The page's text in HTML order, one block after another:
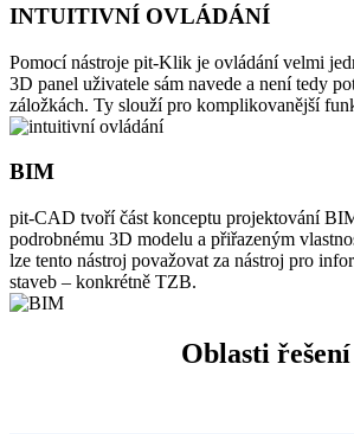
INTUITIVNÍ OVLÁDÁNÍ
Pomocí nástroje pit-Klik je ovládání velmi
3D panel uživatele sám navede a není tedy
záložkách. Ty slouží pro komplikovanější
BIM
pit-CAD tvoří část konceptu projektování
podrobnému 3D modelu a přiřazeným
lze tento nástroj považovat za nástroj pro
staveb – konkrétně TZB.
Oblasti řešení